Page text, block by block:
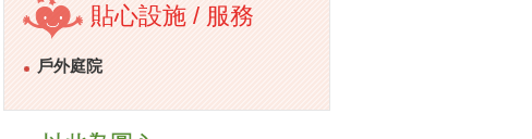
貼心設施 / 服務
戶外庭院